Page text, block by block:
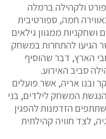
ולקהילה ברמלה
חמה, ספורטיבית
ממגוון גילאים
הגיעו להתחרות במשחק
הארץ, דבר שהוסיף
סביב האירוע.
ובנו אריה, אשר פועלים
המשחק לילדים, בני
הזדמנות להפגין
לצד חוויה קהילתית